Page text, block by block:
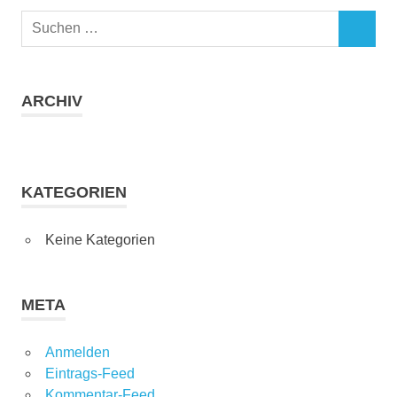
Suchen
ARCHIV
KATEGORIEN
Keine Kategorien
META
Anmelden
Eintrags-Feed